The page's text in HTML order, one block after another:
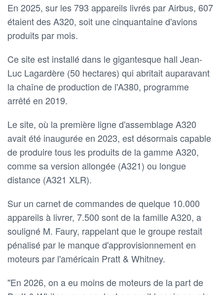
En 2025, sur les 793 appareils livrés par Airbus, 607
étaient des A320, soit une cinquantaine d'avions
produits par mois.
Ce site est installé dans le gigantesque hall Jean-
Luc Lagardère (50 hectares) qui abritait auparavant
la chaîne de production de l'A380, programme
arrêté en 2019.
Le site, où la première ligne d'assemblage A320
avait été inaugurée en 2023, est désormais capable
de produire tous les produits de la gamme A320,
comme sa version allongée (A321) ou longue
distance (A321 XLR).
Sur un carnet de commandes de quelque 10.000
appareils à livrer, 7.500 sont de la famille A320, a
souligné M. Faury, rappelant que le groupe restait
pénalisé par le manque d'approvisionnement en
moteurs par l'américain Pratt & Whitney.
"En 2026, on a eu moins de moteurs de la part de